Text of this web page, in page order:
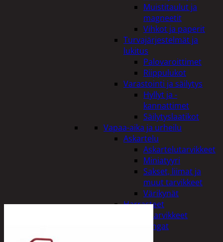
Muistitaulut ja
magneetit
Vihkot ja paperit
Turvajärjestelmät ja
lukitus
Palovaroittimet
Riippulukot
Varastointi ja säilytys
Hyllyt ja -
kannattimet
Säilytyslaatikot
Vapaa-aika ja urheilu
Askartelu
Askartelutarvikkeet
Miniatyyri
Sakset, liimat ja
muut tarvikkeet
Värikynät
Harrasteet
Käsityötarvikkeet
Langat